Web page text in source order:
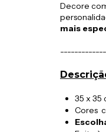
Decore
mais
35 x 35
Cores